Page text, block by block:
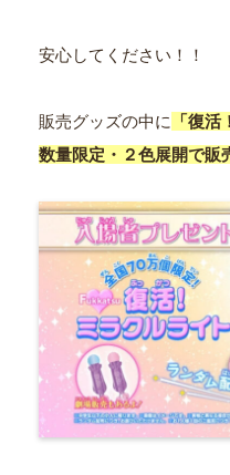
安心してください！！
販売グッズの中に
「復
数量限定・２色展開で販